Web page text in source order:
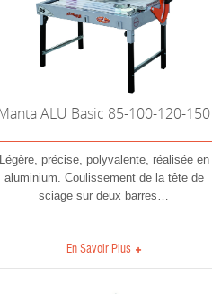
ALU Basic 85-100-120-150
Légère, précise, polyvalente, réalisée en
aluminium. Coulissement de la tête de
sciage sur deux barres
En Savoir Plus